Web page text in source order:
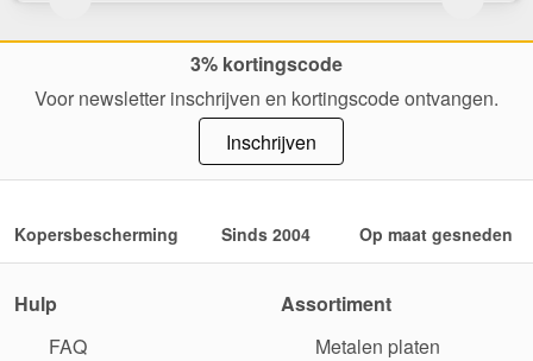
3% kortingscode
Voor newsletter inschrijven en kortingscode ontvangen.
Inschrijven
Kopersbescherming Sinds 2004 Op maat gesneden
Hulp
FAQ
Assortiment
Metalen platen